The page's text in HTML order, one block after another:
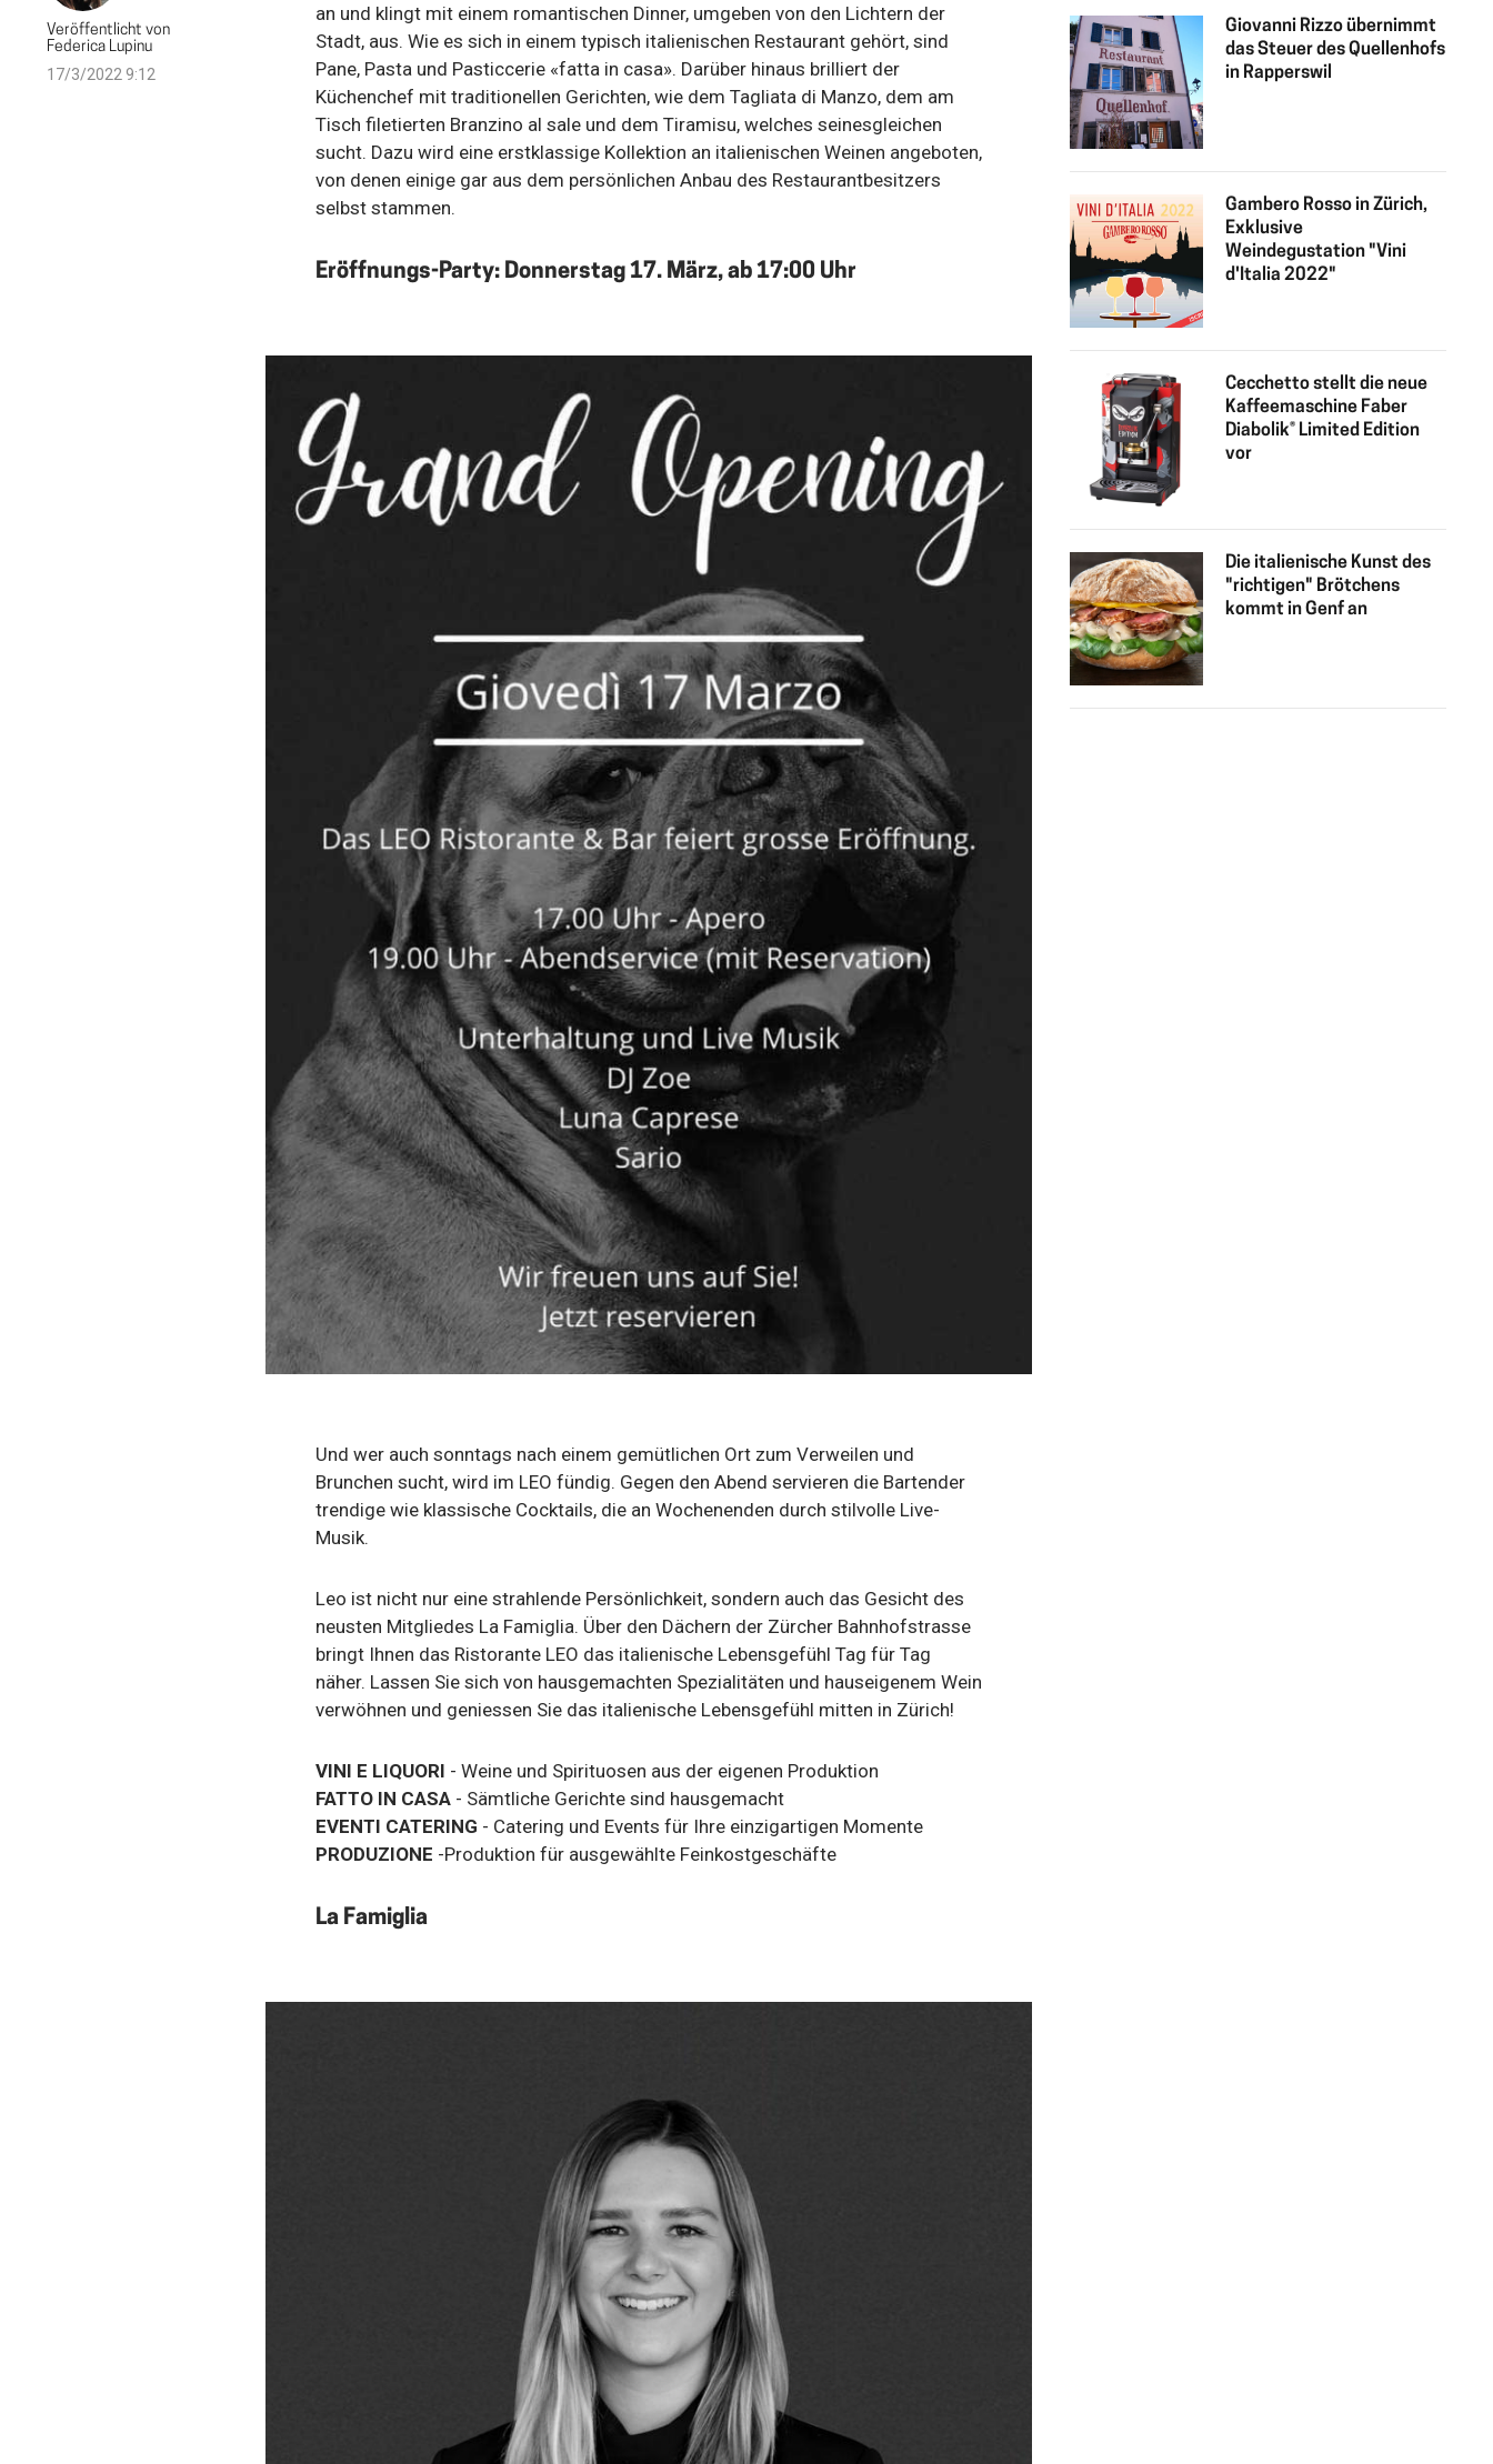
Veröffentlicht von
Federica Lupinu
17/3/2022 9:12
an und klingt mit einem romantischen Dinner, umgeben von den Lichtern der
Stadt, aus. Wie es sich in einem typisch italienischen Restaurant gehört, sind
Pane, Pasta und Pasticcerie «fatta in casa». Darüber hinaus brilliert der
Küchenchef mit traditionellen Gerichten, wie dem Tagliata di Manzo, dem am
Tisch filetierten Branzino al sale und dem Tiramisu, welches seinesgleichen
sucht. Dazu wird eine erstklassige Kollektion an italienischen Weinen angeboten,
von denen einige gar aus dem persönlichen Anbau des Restaurantbesitzers
selbst stammen.
Eröffnungs-Party: Donnerstag 17. März, ab 17:00 Uhr
Und wer auch sonntags nach einem gemütlichen Ort zum Verweilen und
Brunchen sucht, wird im LEO fündig. Gegen den Abend servieren die Bartender
trendige wie klassische Cocktails, die an Wochenenden durch stilvolle Live-
Musik.
Leo ist nicht nur eine strahlende Persönlichkeit, sondern auch das Gesicht des
neusten Mitgliedes La Famiglia. Über den Dächern der Zürcher Bahnhofstrasse
bringt Ihnen das Ristorante LEO das italienische Lebensgefühl Tag für Tag
näher. Lassen Sie sich von hausgemachten Spezialitäten und hauseigenem Wein
verwöhnen und geniessen Sie das italienische Lebensgefühl mitten in Zürich!
VINI E LIQUORI - Weine und Spirituosen aus der eigenen Produktion
FATTO IN CASA- Sämtliche Gerichte sind hausgemacht
EVENTI CATERING - Catering und Events für Ihre einzigartigen Momente
PRODUZIONE -Produktion für ausgewählte Feinkostgeschäfte
La Famiglia
Giovanni Rizzo übernimmt
das Steuer des Quellenhofs
in Rapperswil
Gambero Rosso in Zürich,
Exklusive
Weindegustation "Vini
d'Italia 2022"
Cecchetto stellt die neue
Kaffeemaschine Faber
Diabolik® Limited Edition
vor
Die italienische Kunst des
"richtigen" Brötchens
kommt in Genf an